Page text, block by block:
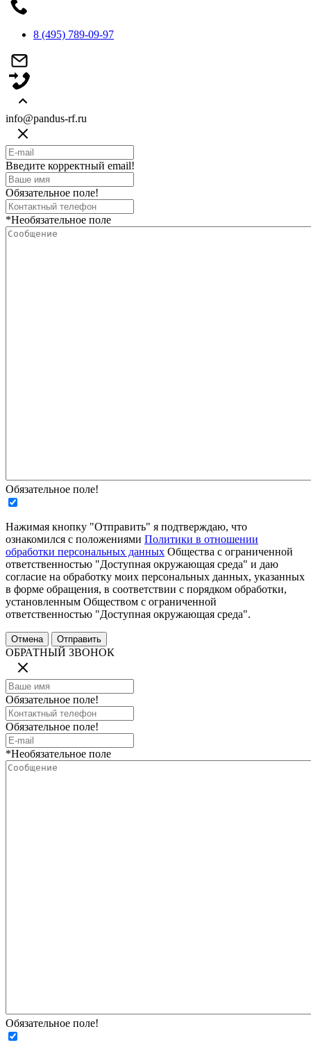
8 (495) 789-09-97
info@pandus-rf.ru
Введите корректный email!
Обязательное поле!
*Необязательное поле
Обязательное поле!
Нажимая кнопку "Отправить" я подтверждаю, что
ознакомился с положениями Политики в отношении
обработки персональных данных Общества с ограниченной
ответственностью "Доступная окружающая среда" и даю
согласие на обработку моих персональных данных, указанных
в форме обращения, в соответствии с порядком обработки,
установленным Обществом с ограниченной
ответственностью "Доступная окружающая среда".
ОБРАТНЫЙ ЗВОНОК
Обязательное поле!
Обязательное поле!
*Необязательное поле
Обязательное поле!